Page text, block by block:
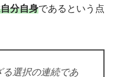
分自身であるという点
る選択の連続であ